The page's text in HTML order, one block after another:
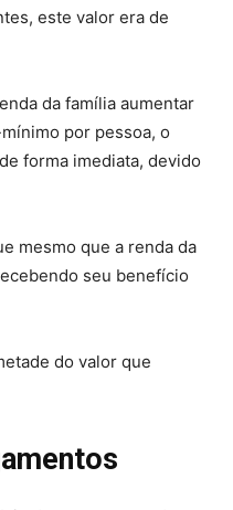
este valor era de
da família aumentar
por pessoa, o
forma imediata, devido
mesmo que a renda da
seu benefício
do valor que